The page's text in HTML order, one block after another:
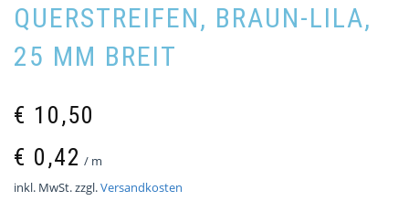
QUERSTREIFEN, BRAUN-LILA,
25 MM BREIT
€ 10,50
€ 0,42 / m
inkl. MwSt.zzgl.Versandkosten